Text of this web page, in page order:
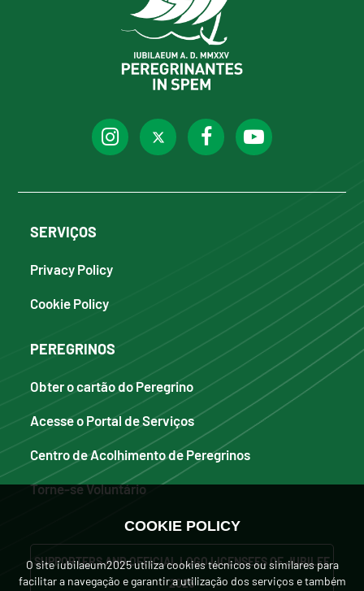
SERVIÇOS
Privacy Policy
Cookie Policy
PEREGRINOS
Obter o cartão do Peregrino
Acesse o Portal de Serviços
Centro de Acolhimento de Peregrinos
Torne-se Voluntário
SUPPORTERS AND OFFICIAL LOGO LICENSEES OF JUBILEE
2025
COOKIE POLICY
O site iubilaeum2025 utiliza cookies técnicos ou similares para
facilitar a navegação e garantir a utilização dos serviços e também